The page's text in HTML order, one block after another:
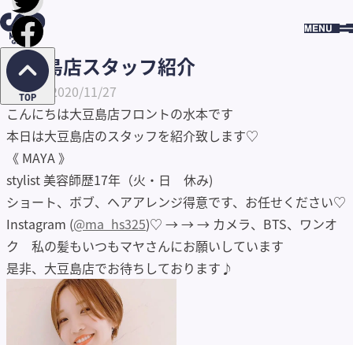
TOP
HOME
大豆島店スタッフ紹介
公開日: 2020/11/27
こんにちは大豆島店フロントの水本です
本日は大豆島店のスタッフを紹介致します♡
《 MAYA 》
stylist 美容師歴17年（火・日 休み)
ショート、ボブ、ヘアアレンジ得意です、お任せください♡
Instagram (@ma_hs325)♡ → → → カメラ、BTS、ワンオ
ク 私の髪もいつもマヤさんにお願いしています
是非、大豆島店でお待ちしております♪